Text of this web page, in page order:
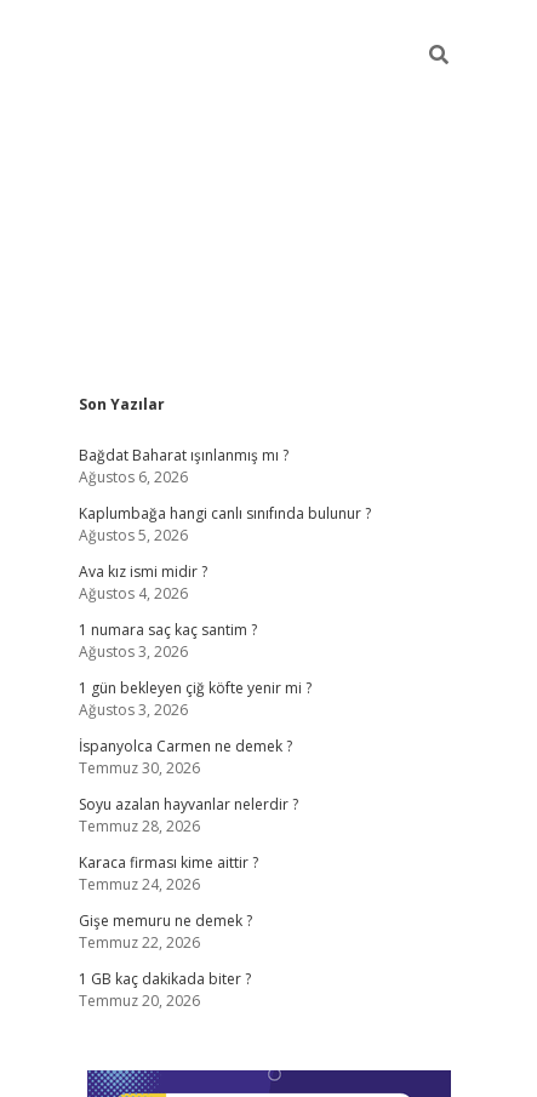
Sidebar
Son Yazılar
Bağdat Baharat ışınlanmış mı ?
Ağustos 6, 2026
Kaplumbağa hangi canlı sınıfında bulunur ?
Ağustos 5, 2026
Ava kız ismi midir ?
Ağustos 4, 2026
1 numara saç kaç santim ?
Ağustos 3, 2026
1 gün bekleyen çiğ köfte yenir mi ?
Ağustos 3, 2026
İspanyolca Carmen ne demek ?
Temmuz 30, 2026
Soyu azalan hayvanlar nelerdir ?
Temmuz 28, 2026
Karaca firması kime aittir ?
Temmuz 24, 2026
Gişe memuru ne demek ?
Temmuz 22, 2026
1 GB kaç dakikada biter ?
Temmuz 20, 2026